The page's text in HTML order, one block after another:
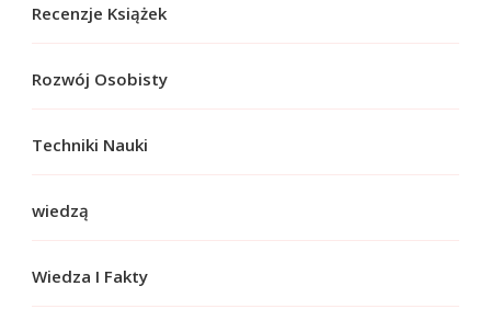
Recenzje Książek
Rozwój Osobisty
Techniki Nauki
wiedzą
Wiedza I Fakty